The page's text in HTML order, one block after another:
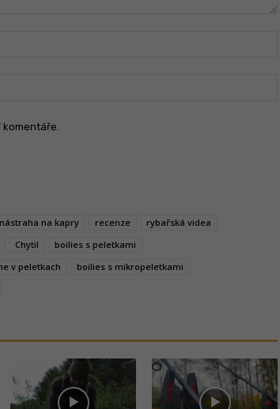
nástraha na kapry recenze
rybařská videa
Chytil
boilies s peletkami
v peletkach
boilies s mikropeletkami